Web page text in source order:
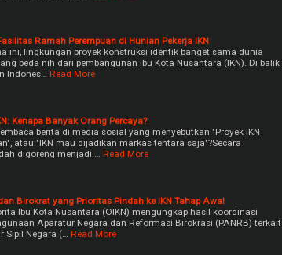
Ramah Perempuan di Hunian Pekerja IKN
ini, lingkungan proyek konstruksi identik banget sama dunia
beda nih dari pembangunan Ibu Kota Nusantara (IKN). Di balik
Indones…
Read More
Kenapa Banyak Orang Percaya?
berita di media sosial yang menyebutkan "Proyek IKN
atau "IKN mau dijadikan markas tentara saja"?Secara
digoreng menjadi …
Read More
Birokrat yang Prioritas Pindah ke IKN Tahap Awal
Ibu Kota Nusantara (OIKN) mengungkap hasil koordinasi
Aparatur Negara dan Reformasi Birokrasi (PANRB) terkait
Negara (…
Read More